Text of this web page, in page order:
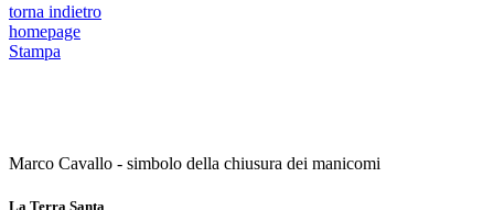
torna indietro
homepage
Stampa
Marco Cavallo - simbolo della chiusura dei manicomi
La Terra Santa